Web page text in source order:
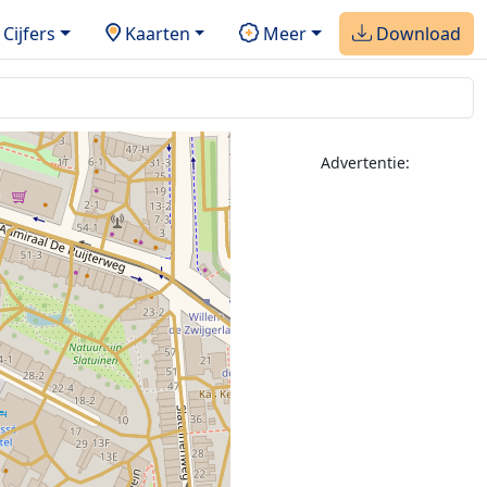
Cijfers Kaarten Meer Download
Advertentie: